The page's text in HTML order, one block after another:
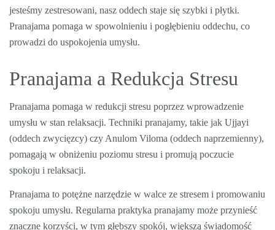
jesteśmy zestresowani, nasz oddech staje się szybki i płytki.
Pranajama pomaga w spowolnieniu i pogłębieniu oddechu, co
prowadzi do uspokojenia umysłu.
Pranajama a Redukcja Stresu
Pranajama pomaga w redukcji stresu poprzez wprowadzenie
umysłu w stan relaksacji. Techniki pranajamy, takie jak Ujjayi
(oddech zwycięzcy) czy Anulom Viloma (oddech naprzemienny),
pomagają w obniżeniu poziomu stresu i promują poczucie
spokoju i relaksacji.
Pranajama to potężne narzędzie w walce ze stresem i promowaniu
spokoju umysłu. Regularna praktyka pranajamy może przynieść
znaczne korzyści, w tym głębszy spokój, większą świadomość